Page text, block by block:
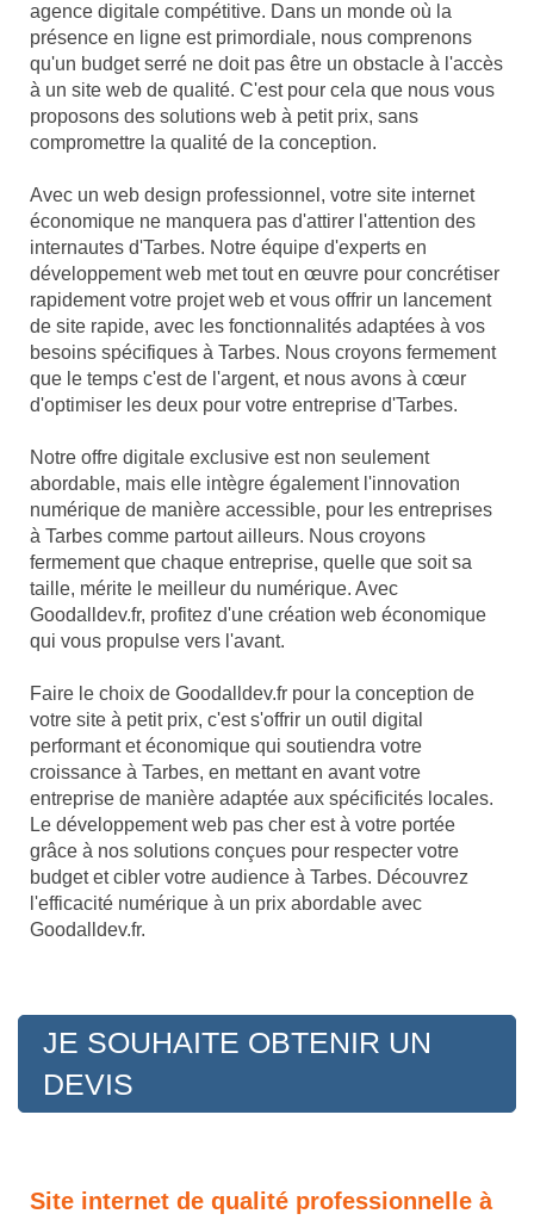
agence digitale compétitive. Dans un monde où la
présence en ligne est primordiale, nous comprenons
qu'un budget serré ne doit pas être un obstacle à l'accès
à un site web de qualité. C'est pour cela que nous vous
proposons des solutions web à petit prix, sans
compromettre la qualité de la conception.
Avec un web design professionnel, votre site internet
économique ne manquera pas d'attirer l'attention des
internautes d'Tarbes. Notre équipe d'experts en
développement web met tout en œuvre pour concrétiser
rapidement votre projet web et vous offrir un lancement
de site rapide, avec les fonctionnalités adaptées à vos
besoins spécifiques à Tarbes. Nous croyons fermement
que le temps c'est de l'argent, et nous avons à cœur
d'optimiser les deux pour votre entreprise d'Tarbes.
Notre offre digitale exclusive est non seulement
abordable, mais elle intègre également l'innovation
numérique de manière accessible, pour les entreprises
à Tarbes comme partout ailleurs. Nous croyons
fermement que chaque entreprise, quelle que soit sa
taille, mérite le meilleur du numérique. Avec
Goodalldev.fr, profitez d'une création web économique
qui vous propulse vers l'avant.
Faire le choix de Goodalldev.fr pour la conception de
votre site à petit prix, c'est s'offrir un outil digital
performant et économique qui soutiendra votre
croissance à Tarbes, en mettant en avant votre
entreprise de manière adaptée aux spécificités locales.
Le développement web pas cher est à votre portée
grâce à nos solutions conçues pour respecter votre
budget et cibler votre audience à Tarbes. Découvrez
l'efficacité numérique à un prix abordable avec
Goodalldev.fr.
JE SOUHAITE OBTENIR UN
DEVIS
Site internet de qualité professionnelle à